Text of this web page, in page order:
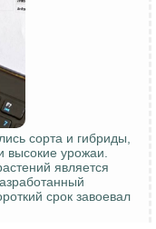
сорта и гибриды,
высокие урожаи.
является
срок завоевал